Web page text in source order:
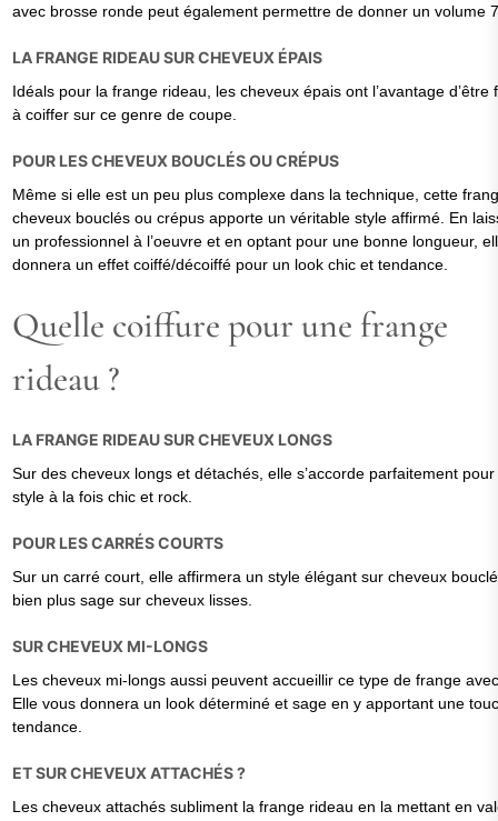
avec brosse ronde peut également permettre de donner un volume
LA FRANGE RIDEAU SUR CHEVEUX ÉPAIS
Idéals pour la frange rideau, les cheveux épais ont l’avantage d’être
à coiffer sur ce genre de coupe.
POUR LES CHEVEUX BOUCLÉS OU CRÉPUS
Même si elle est un peu plus complexe dans la technique, cette
cheveux bouclés ou crépus apporte un véritable style affirmé. En
un professionnel à l’oeuvre et en optant pour une bonne longueur,
donnera un effet coiffé/décoiffé pour un look chic et tendance.
Quelle coiffure pour une frange
rideau ?
LA FRANGE RIDEAU SUR CHEVEUX LONGS
Sur des cheveux longs et détachés, elle s’accorde parfaitement
style à la fois chic et rock.
POUR LES CARRÉS COURTS
Sur un carré court, elle affirmera un style élégant sur cheveux
bien plus sage sur cheveux lisses.
SUR CHEVEUX MI-LONGS
Les cheveux mi-longs aussi peuvent accueillir ce type de frange
Elle vous donnera un look déterminé et sage en y apportant une
tendance.
ET SUR CHEVEUX ATTACHÉS ?
Les cheveux attachés subliment la frange rideau en la mettant en